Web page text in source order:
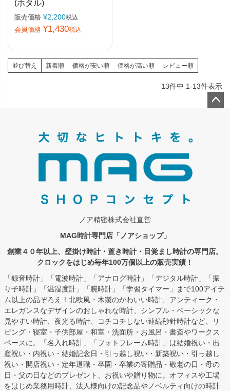
(ホタル)
販売価格 ¥2,200税込
会員価格 ¥1,430税込
並び替え 新着順 価格が安い順 価格が高い順 レビュー順
13件中 1-13件表示
ノア精密株式会社直営
MAG時計専門店「ノアショップ」
創業４０年以上、壁掛け時計・置き時計・目覚まし時計の専門店。
クロックをはじめ毎年100万個以上の販売実績！
「録音時計」「電波時計」「アナログ時計」「デジタル時計」「振
り子時計」「温湿度計」「腕時計」「学習タイマー」まで100アイテ
ム以上の品ぞろえ！北欧風・木製のかわいい時計、アンティーク・
エレガンスなデザインのおしゃれな時計、シンプル・ベーシックな
見やすい時計、夜光る時計、コチコチしない連続秒針時計など、リ
ビング・寝室・子供部屋・和室・洗面所・お風呂・書斎やワークス
ペースに。「名入れ時計」「フォトフレーム時計」は結婚祝い・出
産祝い・内祝い・結婚記念日・引っ越し祝い・新築祝い・引っ越し
祝い・開店祝い・定年退職・卒園・卒業の寄贈品・敬老の日・母の
日・父の日などのプレゼント、お祝いや贈り物に。オフィスや工場
をはじめ業務用時計、法人様向けの記念品やノベルティ向けの時計